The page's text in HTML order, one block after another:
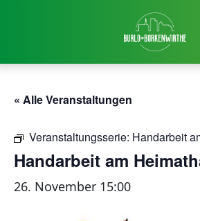
« Alle Veranstaltungen
Veranstaltungsserie: Handarbeit
Handarbeit am
26. November 15:00